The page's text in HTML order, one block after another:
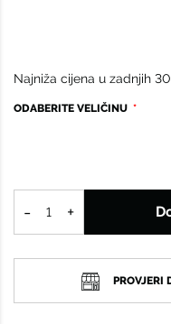
Najniža cijena u zadnjih
ODABERITE VELIČINU
PROVJERI